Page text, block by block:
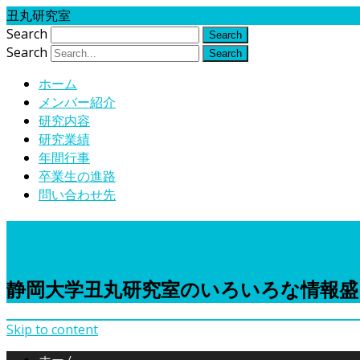
丑丸研究室
Search
Search
ホーム
メンバー紹介
研究内容
研究業績
年間行事
卒業生の進路
問い合わせ先
静岡大学丑丸研究室のいろいろな情報
Skip to content